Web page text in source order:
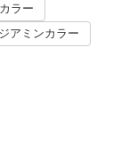
ラー
アミンカラー